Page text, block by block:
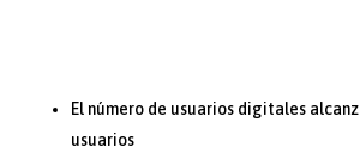
El número de usuarios digitales
usuarios